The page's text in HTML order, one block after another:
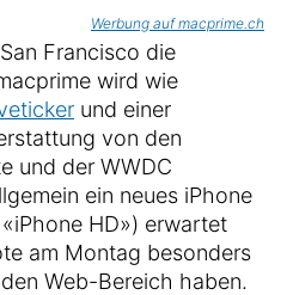
Werbung auf macprime.ch
Francisco die
wird wie
und einer
von den
und der WWDC
ein neues iPhone
HD») erwartet
am Montag besonders
Web-Bereich haben.